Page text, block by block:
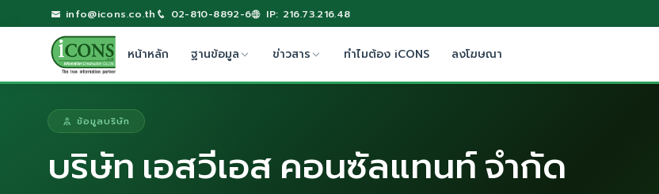
info@icons.co.th 02-810-8892-6 IP: 216.73.216.48
หน้าหลัก ฐานข้อมูล ข่าวสาร ทำไมต้อง iCONS ลงโฆษณา
ข้อมูลบริษัท
บริษัท เอสวีเอส คอนซัลแทนท์ จำกัด